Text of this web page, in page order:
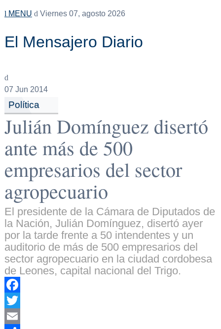
MENU Viernes 07, agosto 2026
El Mensajero Diario
07 Jun 2014
Política
Julián Domínguez disertó
ante más de 500
empresarios del sector
agropecuario
El presidente de la Cámara de Diputados de
la Nación, Julián Domínguez, disertó ayer
por la tarde frente a 50 intendentes y un
auditorio de más de 500 empresarios del
sector agropecuario en la ciudad cordobesa
de Leones, capital nacional del Trigo.
Facebook
Twitter